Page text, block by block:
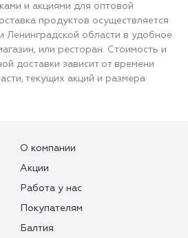
и акциями для оптовой
продуктов осуществляется
Ленинградской области в удобное
или ресторан. Стоимость и
доставки зависит от времени
текущих акций и размера
О компании
Акции
Работа у нас
Покупателям
Балтия